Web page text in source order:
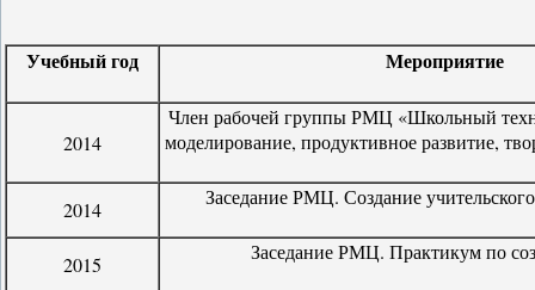
Учебный год Мероприятие
2014
Член рабочей группы РМЦ «Школьный
моделирование, продуктивное развитие,
2014
Заседание РМЦ. Создание
2015
Заседание РМЦ. Практикум по